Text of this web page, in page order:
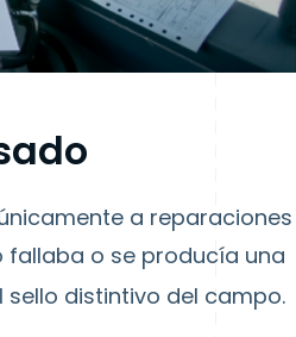
a reparaciones
fallaba o se producía una
sello distintivo del campo.